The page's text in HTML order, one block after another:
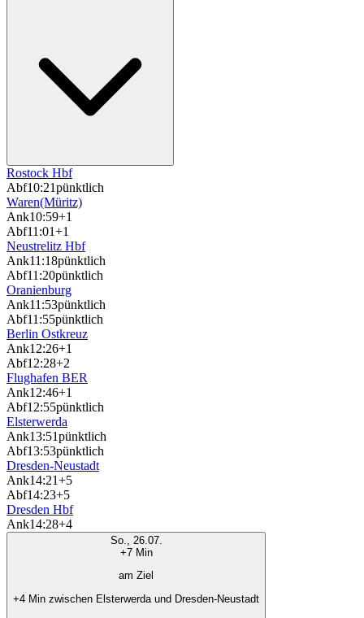
Rostock Hbf
Abf10:21pünktlich
Waren(Müritz)
Ank10:59+1
Abf11:01+1
Neustrelitz Hbf
Ank11:18pünktlich
Abf11:20pünktlich
Oranienburg
Ank11:53pünktlich
Abf11:55pünktlich
Berlin Ostkreuz
Ank12:26+1
Abf12:28+2
Flughafen BER
Ank12:46+1
Abf12:55pünktlich
Elsterwerda
Ank13:51pünktlich
Abf13:53pünktlich
Dresden-Neustadt
Ank14:21+5
Abf14:23+5
Dresden Hbf
Ank14:28+4
So., 26.07.
+7 Min
am Ziel
+4 Min zwischen Elsterwerda und Dresden-Neustadt